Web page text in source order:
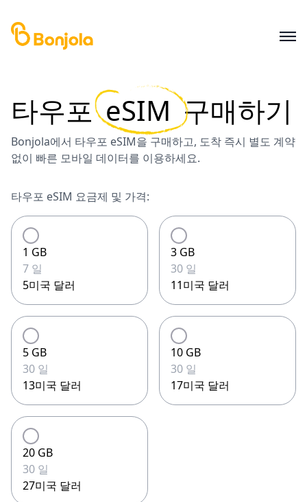
타우포 eSIM 구매하기
Bonjola에서 타우포 eSIM을 구매하고, 도착 즉시 별도 계약
없이 빠른 모바일 데이터를 이용하세요.
타우포 eSIM 요금제 및 가격:
1 GB
7 일
5미국 달러
3 GB
30 일
11미국 달러
5 GB
30 일
13미국 달러
10 GB
30 일
17미국 달러
20 GB
30 일
27미국 달러